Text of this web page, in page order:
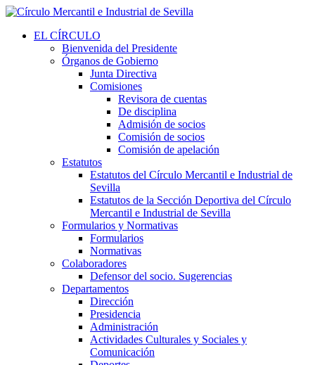
EL CÍRCULO
Bienvenida del Presidente
Órganos de Gobierno
Junta Directiva
Comisiones
Revisora de cuentas
De disciplina
Admisión de socios
Comisión de socios
Comisión de apelación
Estatutos
Estatutos del Círculo Mercantil e Industrial de
Sevilla
Estatutos de la Sección Deportiva del Círculo
Mercantil e Industrial de Sevilla
Formularios y Normativas
Formularios
Normativas
Colaboradores
Defensor del socio. Sugerencias
Departamentos
Dirección
Presidencia
Administración
Actividades Culturales y Sociales y
Comunicación